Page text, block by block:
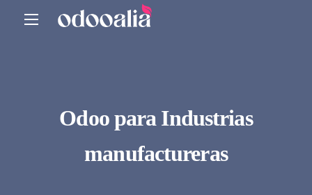
Odoo para Industrias
manufactureras